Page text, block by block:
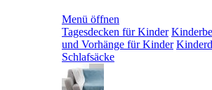
Menü öffnen
Tagesdecken für Kinder
und Vorhänge für Kinder
Schlafsäcke